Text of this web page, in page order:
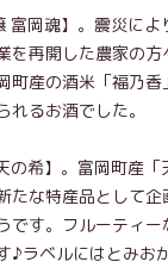
富岡魂】。震災に
を再開した農家の
町産の酒米「福乃
るお酒でした。
の希】。富岡町産
たな特産品として
です。フルーティ
♪ラベルにはとみお